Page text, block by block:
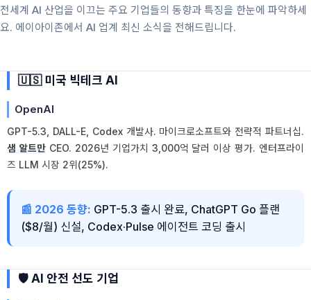
전세계 AI 산업을 이끄는 주요 기업들의 동향과 특징을 한눈에 파악하세
요. 에이아이존에서 AI 업계 최신 소식을 전해드립니다.
🇺🇸 미국 빅테크 AI
OpenAI
GPT-5.3, DALL-E, Codex 개발사. 마이크로소프트와 전략적 파트너십.
샘 알트만 CEO. 2026년 기업가치 3,000억 달러 이상 평가. 엔터프라이
즈 LLM 시장 2위(25%).
📰 2026 동향: GPT-5.3 출시 완료, ChatGPT Go 플랜
($8/월) 신설, Codex·Pulse 에이전트 코딩 출시
🛡️ AI 안전 선도 기업